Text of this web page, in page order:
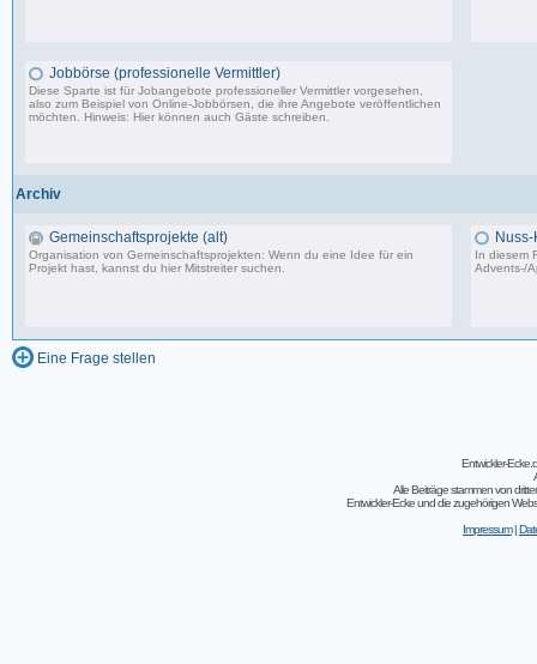
Jobbörse (professionelle Vermittler)
Diese Sparte ist für Jobangebote professioneller Vermittler vorgesehen,
also zum Beispiel von Online-Jobbörsen, die ihre Angebote veröffentlichen
möchten. Hinweis: Hier können auch Gäste schreiben.
Archiv
Gemeinschaftsprojekte (alt)
Organisation von Gemeinschaftsprojekten: Wenn du eine Idee für ein
Projekt hast, kannst du hier Mitstreiter suchen.
Nuss-
In diesem
Advents-/
Eine Frage stellen
Entwickler-
Alle Beiträge stammen von
Entwickler-Ecke und die zugehörigen
Impressum|